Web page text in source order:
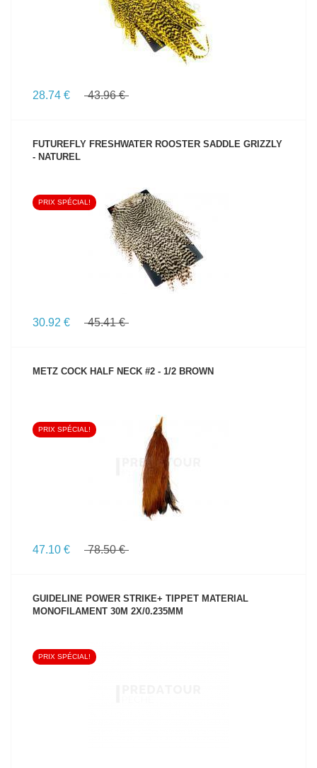
28.74 € 43.96 €
FUTUREFLY FRESHWATER ROOSTER SADDLE GRIZZLY
- NATUREL
VOIR LE PRODUIT
PRIX SPÉCIAL!
30.92 € 45.41 €
METZ COCK HALF NECK #2 - 1/2 BROWN
VOIR LE PRODUIT
PRIX SPÉCIAL!
47.10 € 78.50 €
GUIDELINE POWER STRIKE+ TIPPET MATERIAL
MONOFILAMENT 30M 2X/0.235MM
PRIX SPÉCIAL!